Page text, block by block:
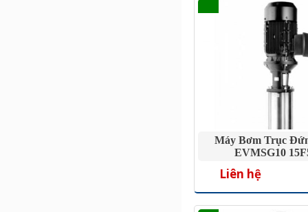
Máy Bơm Trục
EVMSG10
Liên hệ